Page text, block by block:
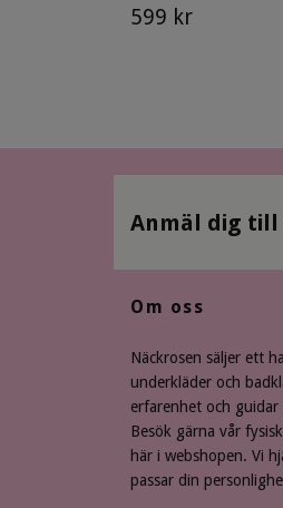
599 kr
Anmäl dig till
Om oss
Näckrosen säljer ett
underkläder och
erfarenhet och
Besök gärna vår
här i webshopen. Vi
passar din